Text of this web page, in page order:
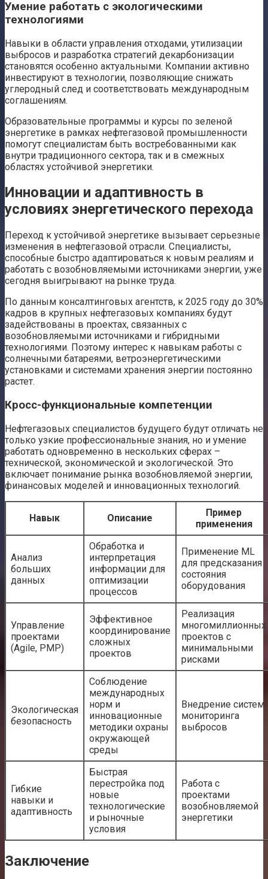
Умение работать с экологическими
технологиями
Навыки в области управления отходами, утилизации
выбросов и разработка стратегий декарбонизации
становятся особенно актуальными. Компании активно
инвестируют в технологии, позволяющие снижать
углеродный след и соответствовать международным
соглашениям.
Образовательные программы и курсы по зеленой
энергетике в рамках нефтегазовой промышленности
помогут специалистам быть востребованными как
внутри традиционного сектора, так и в смежных
областях устойчивой энергетики.
Инновации и адаптивность в
условиях энергетического перехода
Переход к устойчивой энергетике вызывает серьезные
изменения в нефтегазовой отрасли. Специалисты,
способные быстро адаптироваться к новым реалиям и
работать с возобновляемыми источниками энергии, уже
сегодня выигрывают на рынке труда.
По данным консалтинговых агентств, к 2025 году до 30%
кадров в крупных нефтегазовых компаниях будут
задействованы в проектах, связанных с
возобновляемыми источниками и гибридными
технологиями. Поэтому интерес к навыкам работы с
солнечными батареями, ветроэнергетическими
установками и системами хранения энергии постоянно
растет.
Кросс-функциональные компетенции
Нефтегазовых специалистов будущего будут отличать не
только узкие профессиональные знания, но и умение
работать одновременно в нескольких сферах –
технической, экономической и экологической. Это
включает понимание рынка возобновляемой энергии,
финансовых моделей и инновационных технологий.
Навык Описание
Пример
применения
Анализ
больших
данных
Обработка и
интерпретация
информации для
оптимизации
процессов
Применение ML
для предсказания
состояния
оборудования
Управление
проектами
(Agile, PMP)
Эффективное
координирование
сложных
проектов
Реализация
многомиллионных
проектов с
минимальными
рисками
Экологическая
безопасность
Соблюдение
международных
норм и
инновационные
методики охраны
окружающей
среды
Внедрение систем
мониторинга
выбросов
Гибкие
навыки и
адаптивность
Быстрая
перестройка под
новые
технологические
и рыночные
условия
Работа с
проектами
возобновляемой
энергетики
Заключение